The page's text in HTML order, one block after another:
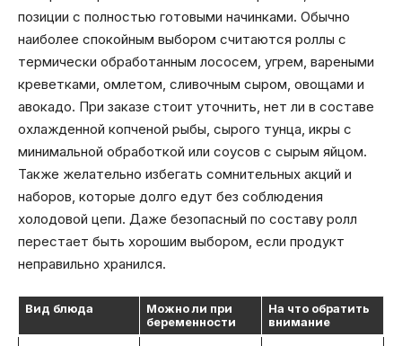
позиции с полностью готовыми начинками. Обычно
наиболее спокойным выбором считаются роллы с
термически обработанным лососем, угрем, вареными
креветками, омлетом, сливочным сыром, овощами и
авокадо. При заказе стоит уточнить, нет ли в составе
охлажденной копченой рыбы, сырого тунца, икры с
минимальной обработкой или соусов с сырым яйцом.
Также желательно избегать сомнительных акций и
наборов, которые долго едут без соблюдения
холодовой цепи. Даже безопасный по составу ролл
перестает быть хорошим выбором, если продукт
неправильно хранился.
Вид блюда
Можно ли при
беременности
На что обратить
внимание